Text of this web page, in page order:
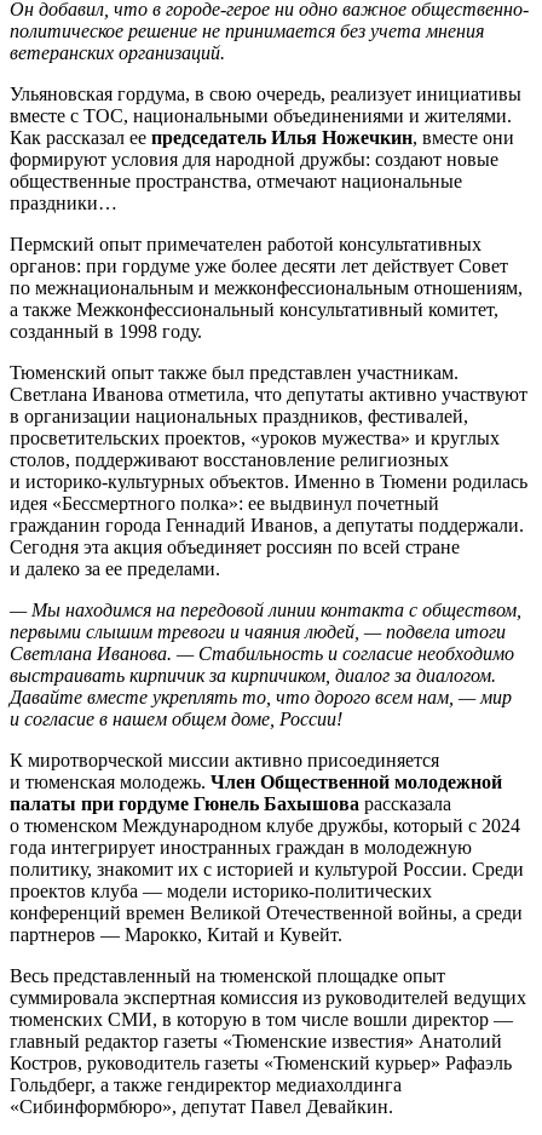
Он добавил, что в городе-герое ни одно важное общественно-
политическое решение не принимается без учета мнения
ветеранских организаций.
Ульяновская гордума, в свою очередь, реализует инициативы
вместе с ТОС, национальными объединениями и жителями.
Как рассказал ее председатель Илья Ножечкин, вместе они
формируют условия для народной дружбы: создают новые
общественные пространства, отмечают национальные
праздники…
Пермский опыт примечателен работой консультативных
органов: при гордуме уже более десяти лет действует Совет
по межнациональным и межконфессиональным отношениям,
а также Межконфессиональный консультативный комитет,
созданный в 1998 году.
Тюменский опыт также был представлен участникам.
Светлана Иванова отметила, что депутаты активно участвуют
в организации национальных праздников, фестивалей,
просветительских проектов, «уроков мужества» и круглых
столов, поддерживают восстановление религиозных
и историко-культурных объектов. Именно в Тюмени родилась
идея «Бессмертного полка»: ее выдвинул почетный
гражданин города Геннадий Иванов, а депутаты поддержали.
Сегодня эта акция объединяет россиян по всей стране
и далеко за ее пределами.
— Мы находимся на передовой линии контакта с обществом,
первыми слышим тревоги и чаяния людей, — подвела итоги
Светлана Иванова. — Стабильность и согласие необходимо
выстраивать кирпичик за кирпичиком, диалог за диалогом.
Давайте вместе укреплять то, что дорого всем нам, — мир
и согласие в нашем общем доме, России!
К миротворческой миссии активно присоединяется
и тюменская молодежь. Член Общественной молодежной
палаты при гордуме Гюнель Бахышова рассказала
о тюменском Международном клубе дружбы, который с 2024
года интегрирует иностранных граждан в молодежную
политику, знакомит их с историей и культурой России. Среди
проектов клуба — модели историко-политических
конференций времен Великой Отечественной войны, а среди
партнеров — Марокко, Китай и Кувейт.
Весь представленный на тюменской площадке опыт
суммировала экспертная комиссия из руководителей ведущих
тюменских СМИ, в которую в том числе вошли директор —
главный редактор газеты «Тюменские известия» Анатолий
Костров, руководитель газеты «Тюменский курьер» Рафаэль
Гольдберг, а также гендиректор медиахолдинга
«Сибинформбюро», депутат Павел Девайкин.